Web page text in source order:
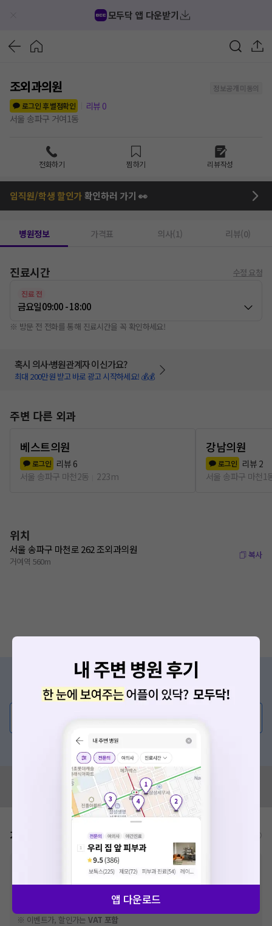
모두닥 앱 다운받기
조외과의원
정보공개 미동의
로그인 후 별점확인
리뷰 0
서울 송파구 거여1동
전화하기 찜하기 리뷰작성
임직원/학생 할인가확인하러 가기 👀
병원정보 가격표 의사(1) 리뷰(0)
진료시간 수정 요청
진료 전
금요일09:00 - 18:00
※ 방문 전 전화를 통해 진료시간을 꼭 확인하세요!
혹시 의사·병원관계자 이신가요?
최대 200만원 받고 바로 광고 시작하세요! 💰💰
주변 다른 외과
베스트의원
로그인 리뷰 6
서울 송파구 마천2동
223m
강남의원
로그인 리뷰 2
서울 송파구 마천1
위치
서울 송파구 마천로 262 조외과의원
거여역 560m
복사
증상/치료, 궁금한 점이 있나요?
의사가 직접 답해드려요!
혹은, 의료상담 서비스에 다양한 게시글 보러가기
혹시 잘못된 병원정보가 있나요?
모두닥 팀에 알려주세요!
가격표
비급여 항목의 경우,추가비용 등으로 실제 가격과 상이할 수 있으니, 정확
한 가격은 해당 의료기관에 직접 문의해주세요.
※급여 항목의 경우,건강보험심사평가원에 고지되어 있는 급여 진료 기준 가
격입니다. (진료와 연관된 복합적인 비용이 추가되어, 병원마다 금액이 다르게
산정될 수 있는 점 참고 바랍니다.)
※ 이벤트가, 할인가는VAT 포함
요청하신 작업을 처리하지 못했습니다.
네트워크 또는 서버의 일시적인 오류로, 잠시 후 다시 시도해주
세요. 지속적으로 문제가 발생할 경우 모두닥 채널톡으로 문의
앱 다운로드